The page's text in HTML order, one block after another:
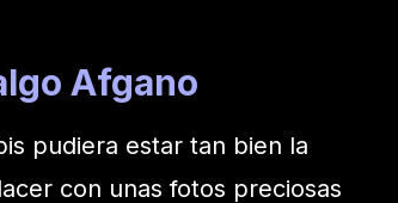
Afgano
pudiera estar tan bien la
con unas fotos preciosas